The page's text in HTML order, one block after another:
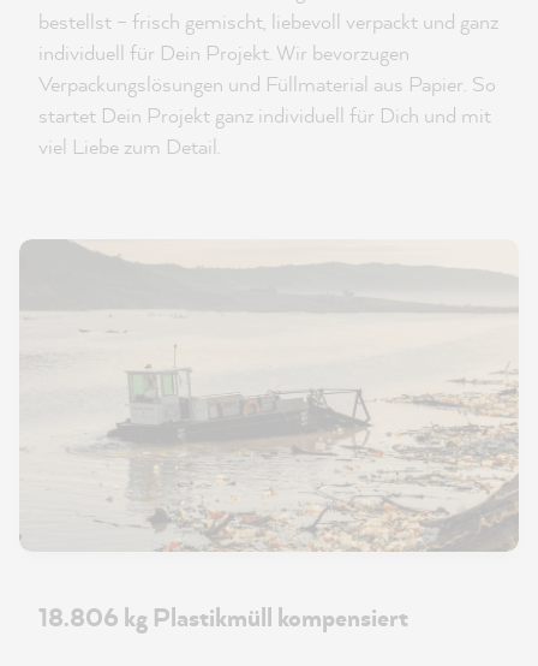
bestellst – frisch gemischt, liebevoll verpackt und ganz
individuell für Dein Projekt. Wir bevorzugen
Verpackungslösungen und Füllmaterial aus Papier. So
startet Dein Projekt ganz individuell für Dich und mit
viel Liebe zum Detail.
18.806 kg Plastikmüll kompensiert